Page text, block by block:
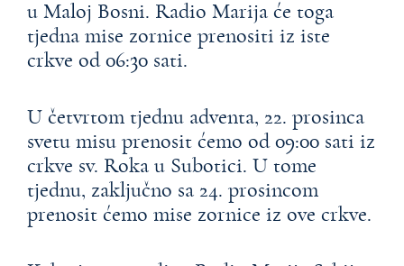
u Maloj Bosni. Radio Marija će toga
tjedna mise zornice prenositi iz iste
crkve od 06:30 sati.
U četvrtom tjednu adventa, 22. prosinca
svetu misu prenosit ćemo od 09:00 sati iz
crkve sv. Roka u Subotici. U tome
tjednu, zaključno sa 24. prosincom
prenosit ćemo mise zornice iz ove crkve.